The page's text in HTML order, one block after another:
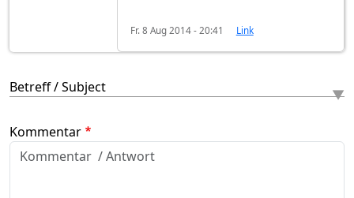
Fr. 8 Aug 2014 - 20:41 Link
Betreff / Subject
Kommentar